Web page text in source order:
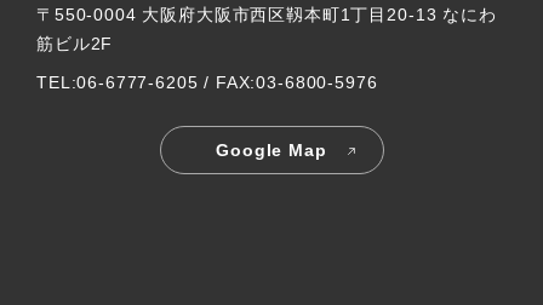
〒550-0004 大阪府大阪市西区靱本町1丁目20-13 なにわ
筋ビル2F
TEL:06-6777-6205 / FAX:03-6800-5976
Google Map